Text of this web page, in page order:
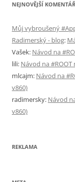
NEJNOVĚJŠÍ
Můj vybroušený
Radimerský - blog:
Vašek: Návod na
lili: Návod na
mlcajm: Návod na
v860)
radimersky: Návod
v860)
REKLAMA